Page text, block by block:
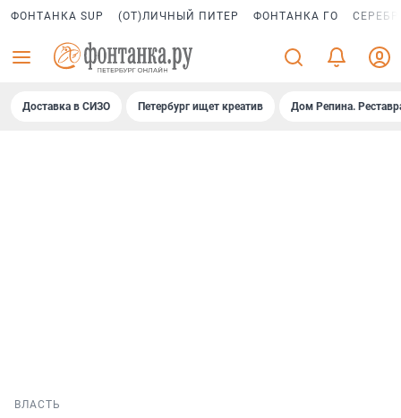
ФОНТАНКА SUP (ОТ)ЛИЧНЫЙ ПИТЕР ФОНТАНКА ГО
Доставка в СИЗО Петербург ищет креатив Дом Репина.
ВЛАСТЬ